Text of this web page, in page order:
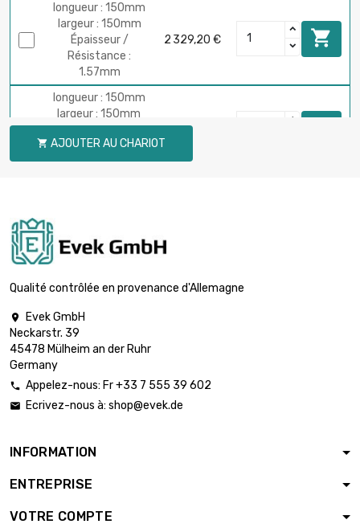
longueur : 150mm
largeur : 150mm
Épaisseur /
Résistance :
1.57mm
2 329,20 € 
longueur : 150mm
largeur : 150mm
Épaisseur /
Résistance :
2.03mm
3 005,40 €
Résistance :
3.18mm
longueur : 100mm
Épaisseur /
Résistance :
3.96mm
longueur : 100mm
Épaisseur /
Résistance :
4 341,20 €
largeur : 100mm
Épaisseur /
 AJOUTER AU CHARIOT
Qualité contrôlée en provenance d'Allemagne

Evek GmbH
Neckarstr. 39
45478 Mülheim an der Ruhr
Germany
 Appelez-nous: Fr +33 7 555 39 602
 Ecrivez-nous à: shop@evek.de
INFORMATION
ENTREPRISE
VOTRE COMPTE